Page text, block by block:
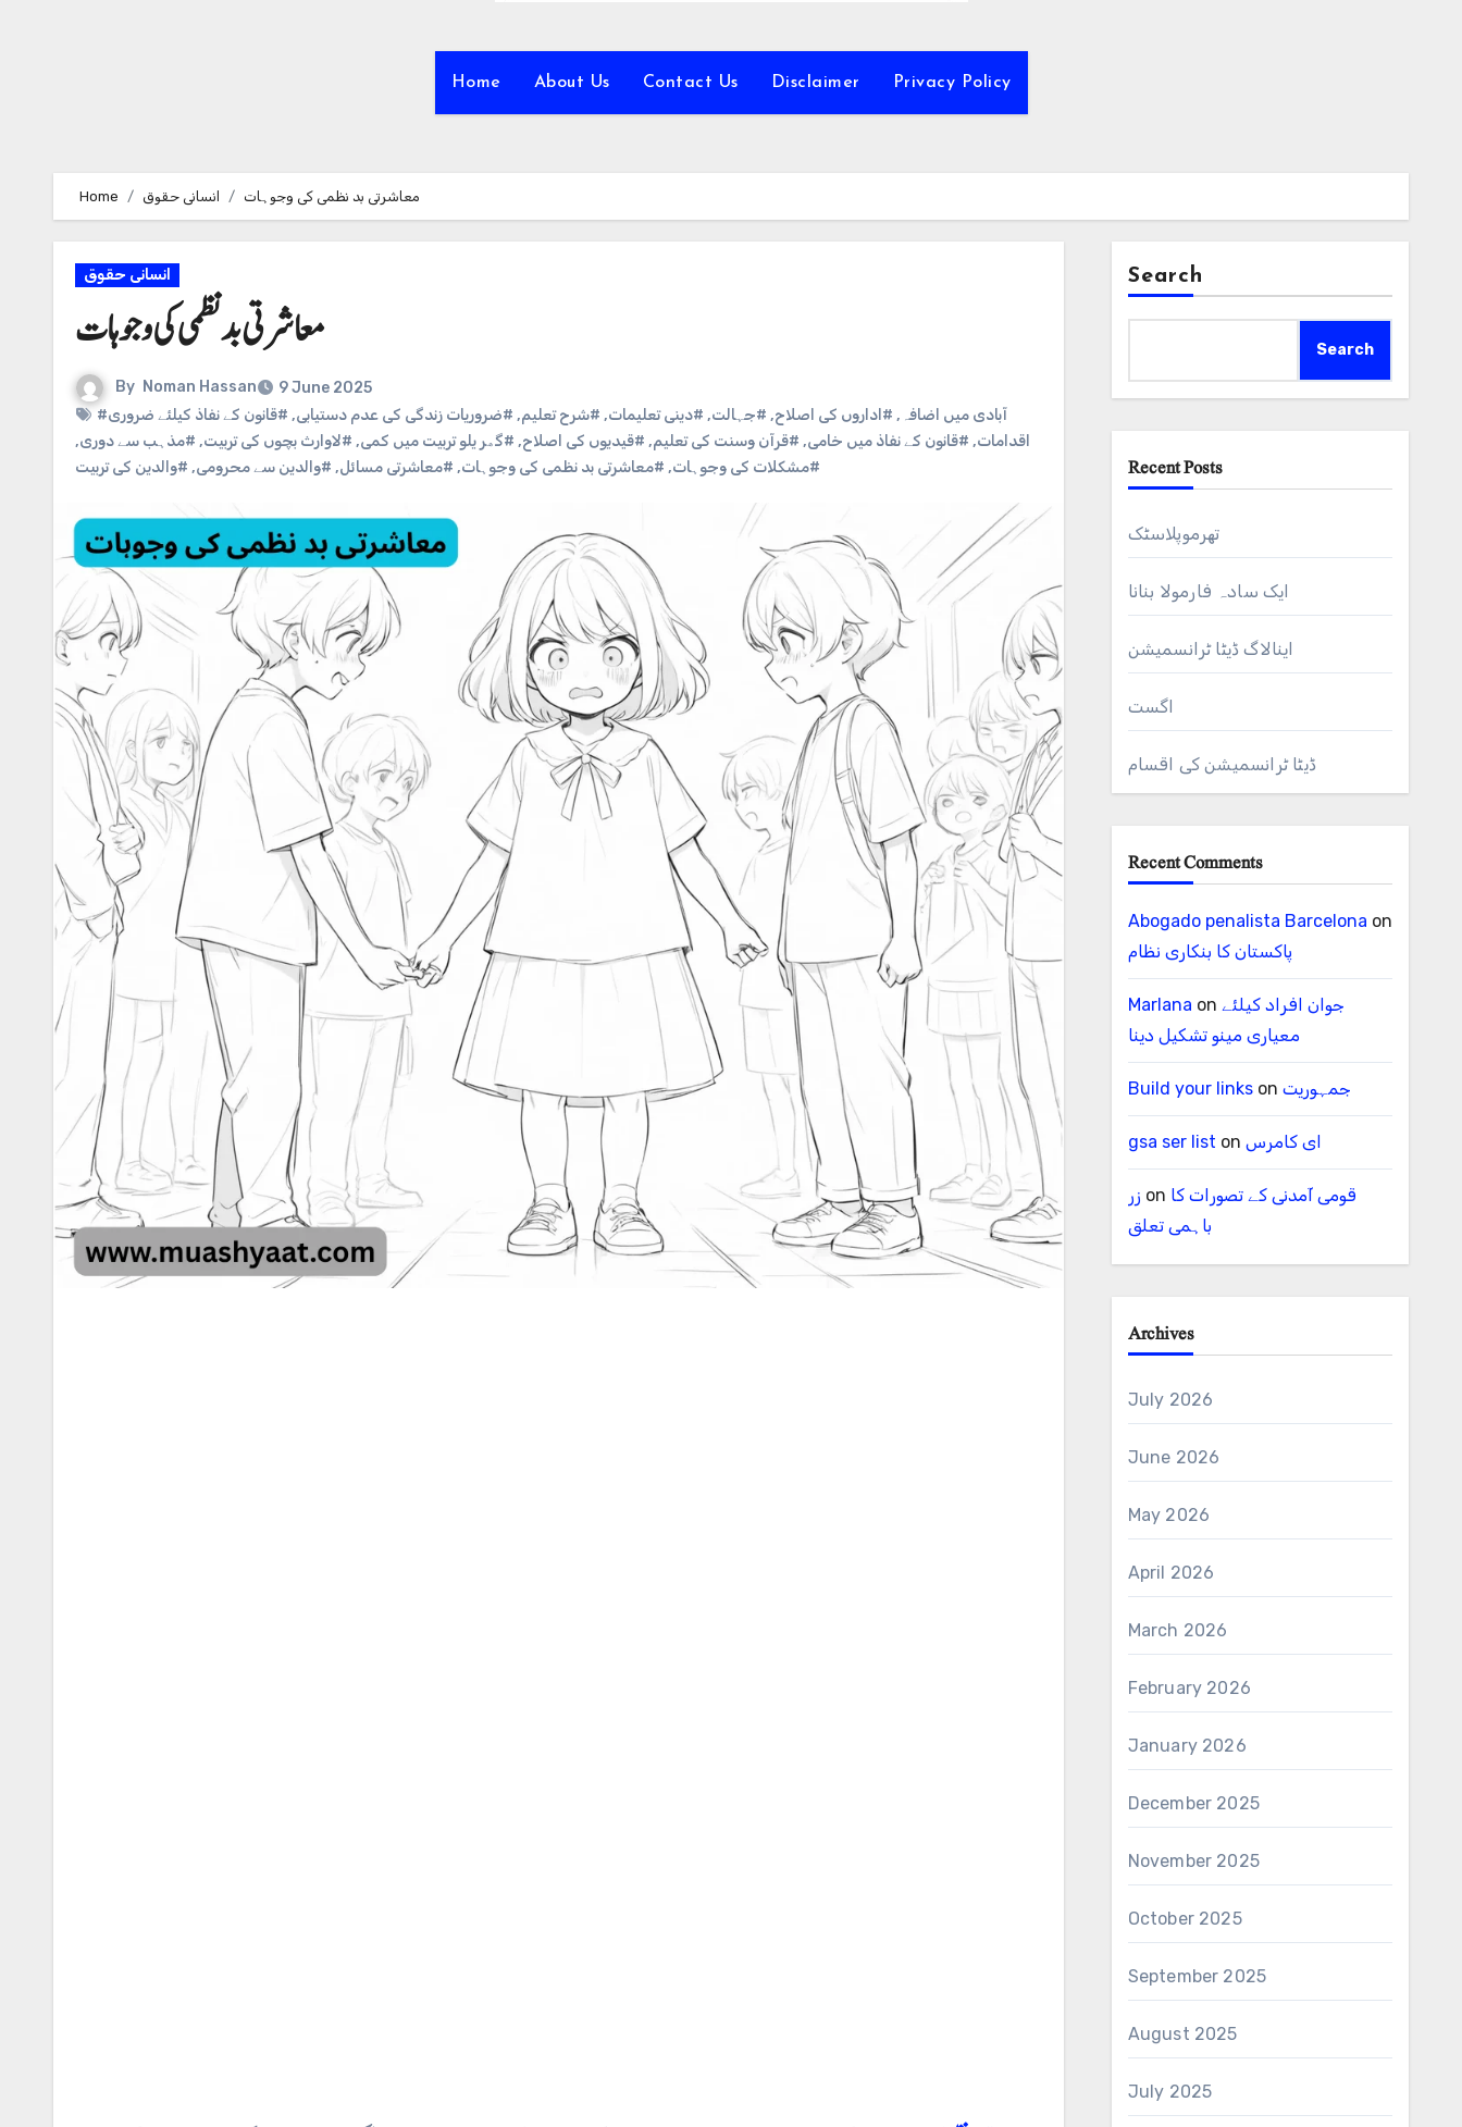
Home About Us Contact Us Disclaimer Privacy Policy
Home انسانی حقوق معاشرتی بد نظمی کی وجوہات
انسانی حقوق
معاشرتی بد نظمی کی وجوہات
By Noman Hassan
9 June 2025
#آبادی میں اضافہ , #اداروں کی اصلاح, #جہالت, #دینی تعلیمات, #شرح تعلیم, #ضروریات زندگی کی عدم دستیابی, #قانون کے نفاذ کیلئے ضروری
اقدامات, #قانون کے نفاذ میں خامی, #قرآن وسنت کی تعلیم, #قیدیوں کی اصلاح, #گھر یلو تربیت میں کمی, #لاوارث بچوں کی تربیت, #مذہب سے دوری,
#مشکلات کی وجوہات, #معاشرتی بد نظمی کی وجوہات, #معاشرتی مسائل, #والدین سے محرومی, #والدین کی تربیت
Search
Search
Recent Posts
تھرموپلاسٹک
ایک سادہ فارمولا بنانا
اینالاگ ڈیٹا ٹرانسمیشن
اگست
ڈیٹا ٹرانسمیشن کی اقسام
Recent Comments
Abogado penalista Barcelona on
پاکستان کا بنکاری نظام
Marlana on جوان افراد کیلئے
معیاری مینو تشکیل دینا
Build your linkson جمہوریت
gsa ser list on ای کامرس
زر on قومی آمدنی کے تصورات کا
باہمی تعلق
Archives
July 2026
June 2026
May 2026
April 2026
March 2026
February 2026
January 2026
December 2025
November 2025
October 2025
September 2025
August 2025
July 2025